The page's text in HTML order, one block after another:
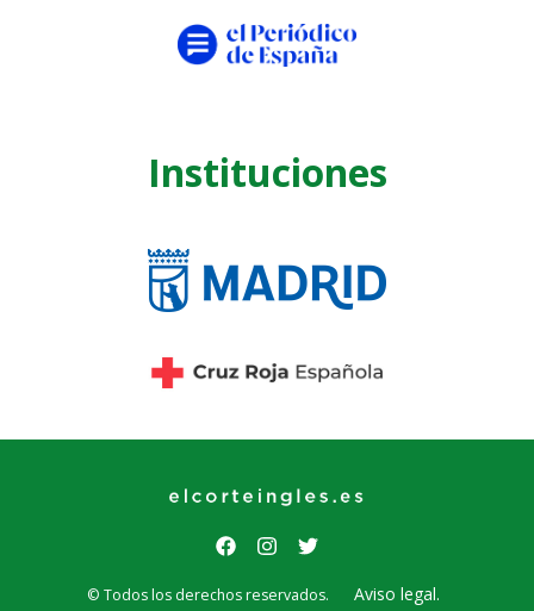
Instituciones
© Todos los derechos reservados.
Aviso legal.